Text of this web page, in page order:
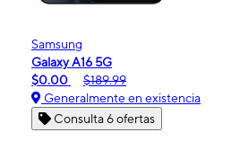
Samsung
Galaxy A16 5G
$0.00
$189.99
Generalmente en existencia
Consulta 6 ofertas